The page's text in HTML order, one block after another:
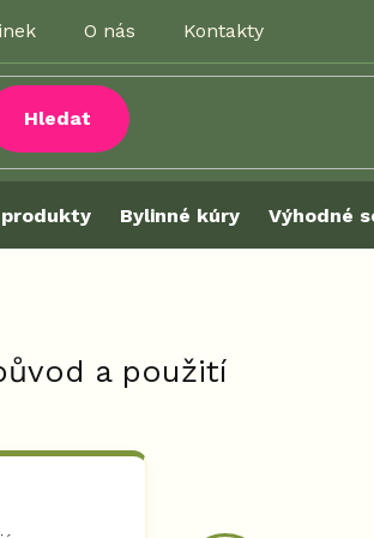
O nás Kontakty
Hledat
Bylinné kúry Výhodné
a použití